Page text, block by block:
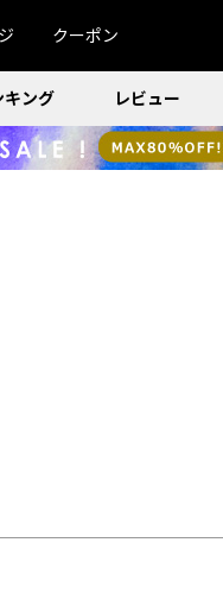
クーポン
キング レビュー